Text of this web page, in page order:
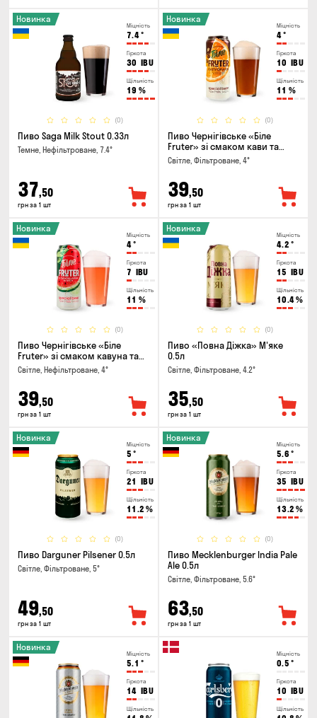
Міцність
7.4°
Гіркота
30 IBU
Щільність
19 %
(0)
Новинка
Пиво Saga Milk Stout 0.33л
Темне, Нефільтроване, 7.4°
37,50
грн за 1 шт
Міцність
4°
Гіркота
10 IBU
Щільність
11 %
(0)
Новинка
Пиво Чернігівське «Біле
Fruter» зі смаком кави та
апельсину 0.5л
Світле, Фільтроване, 4°
39,50
грн за 1 шт
Міцність
4°
Гіркота
7 IBU
Щільність
11 %
(0)
Новинка
Пиво Чернігівське «Біле
Fruter» зі смаком кавуна та
м'яти 0.5л
Світле, Нефільтроване, 4°
39,50
грн за 1 шт
Міцність
4.2 °
Гіркота
15 IBU
Щільність
10.4%
(0)
Новинка
Пиво «Повна Діжка» М'яке
0.5л
Світле, Фільтроване, 4.2°
35,50
грн за 1 шт
Міцність
5 °
Гіркота
21 IBU
Щільність
11.2 %
(0)
Новинка
Пиво Darguner Pilsener 0.5л
Світле, Фільтроване, 5°
49,50
грн за 1 шт
Міцність
5.6 °
Гіркота
35 IBU
Щільність
13.2 %
(0)
Новинка
Пиво Mecklenburger India Pale
Ale 0.5л
Світле, Фільтроване, 5.6°
63,50
грн за 1 шт
Міцність
5.1 °
Гіркота
14 IBU
Щільність
Новинка
Міцність
0.5 °
Гіркота
10 IBU
Щільність